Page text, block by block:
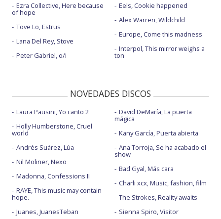
Ezra Collective, Here because
of hope
Tove Lo, Estrus
Lana Del Rey, Stove
Peter Gabriel, o/i
Eels, Cookie happened
Alex Warren, Wildchild
Europe, Come this madness
Interpol, This mirror weighs a
ton
NOVEDADES DISCOS
Laura Pausini, Yo canto 2
Holly Humberstone, Cruel
world
Andrés Suárez, Lúa
Nil Moliner, Nexo
Madonna, Confessions II
RAYE, This music may contain
hope.
Juanes, JuanesTeban
David DeMaría, La puerta
mágica
Kany García, Puerta abierta
Ana Torroja, Se ha acabado el
show
Bad Gyal, Más cara
Charli xcx, Music, fashion, film
The Strokes, Reality awaits
Sienna Spiro, Visitor